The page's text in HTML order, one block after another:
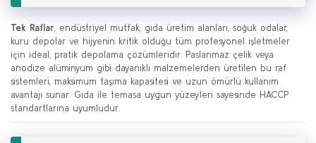
Tek Raflar , endüstriyel mutfak, gıda üretim alanları, soğuk odalar,
kuru depolar ve hijyenin kritik olduğu tüm profesyonel işletmeler
için ideal, pratik depolama çözümleridir. Paslanmaz çelik veya
anodize alüminyum gibi dayanıklı malzemelerden üretilen bu raf
sistemleri, maksimum taşıma kapasitesi ve uzun ömürlü kullanım
avantajı sunar. Gıda ile temasa uygun yüzeyleri sayesinde HACCP
standartlarına uyumludur.